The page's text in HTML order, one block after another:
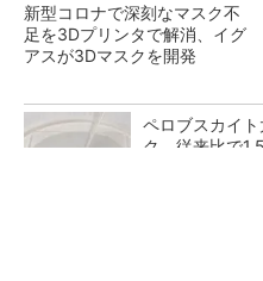
新型コロナで深刻なマスク不
足を3Dプリンタで解消、イグ
アスが3Dマスクを開発
ペロブスカイ
ク、従来比で